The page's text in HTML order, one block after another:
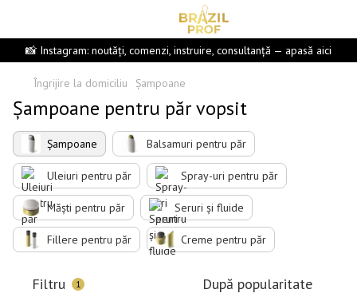
📸 Instagram: noutăți, comenzi, instruire, consultanță — apasă aici
Îngrijire la domiciliu Șampoane
Șampoane pentru păr vopsit
Șampoane Balsamuri pentru păr
Uleiuri pentru păr Spray-uri pentru păr
Măști pentru păr Seruri și fluide
Fillere pentru păr Creme pentru păr
Filtru 1 După popularitate